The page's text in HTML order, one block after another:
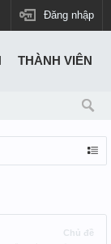
Đăng nhập
Chủ đề
THÀNH VIÊN